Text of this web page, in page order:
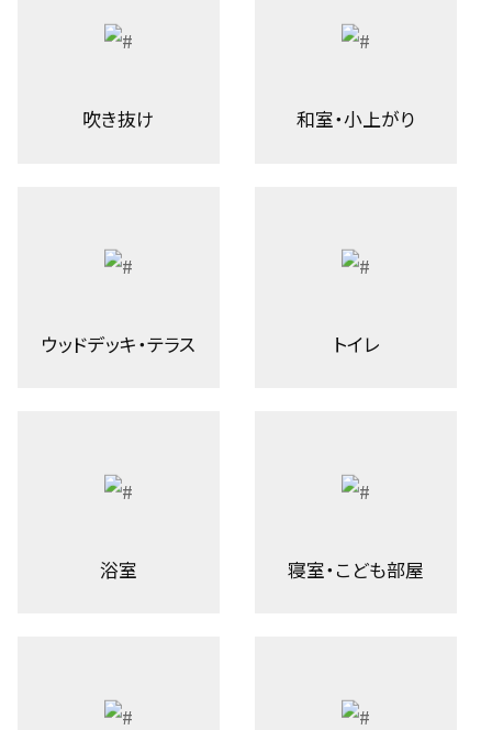
吹き抜け 和室・小上がり
ウッドデッキ・テラス トイレ
浴室 寝室・こども部屋